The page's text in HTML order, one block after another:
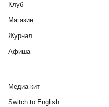
Клуб
Магазин
Журнал
Афиша
Медиа-кит
Switch to English